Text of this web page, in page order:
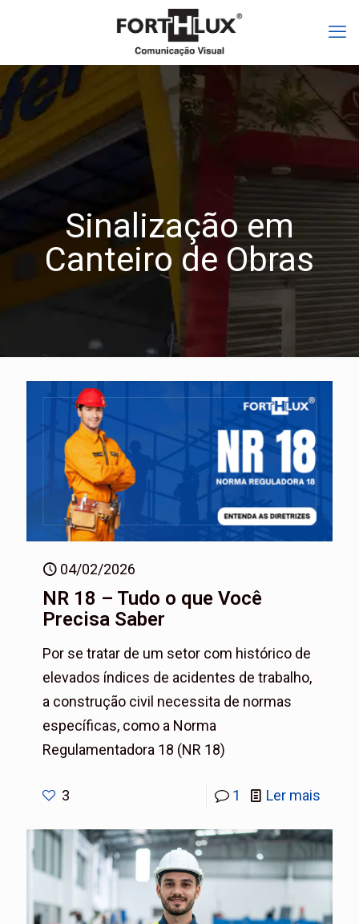
Sinalização em
Canteiro de Obras
04/02/2026
NR 18 – Tudo o que Você
Precisa Saber
Por se tratar de um setor com histórico de
elevados índices de acidentes de trabalho,
a construção civil necessita de normas
específicas, como a Norma
Regulamentadora 18 (NR 18)
3 1 Ler mais